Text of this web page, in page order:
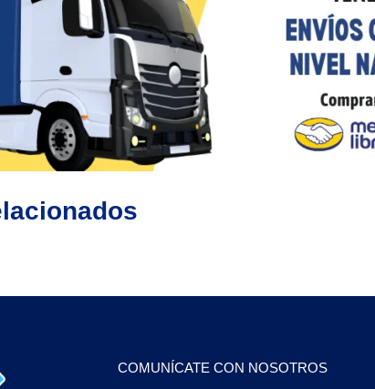
COMUNÍCATE CON NOSOTROS